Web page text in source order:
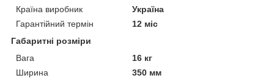
Країна виробник
Україна
Гарантійний термін
12 міс
Габаритні розміри
Вага
16 кг
Ширина
350 мм